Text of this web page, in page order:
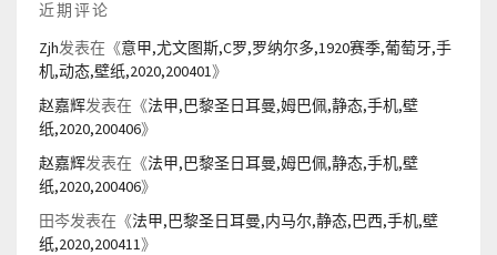
近期评论
Zjh发表在《意甲,尤文图斯,C罗,罗纳尔多,1920赛季,葡萄牙,手
机,动态,壁纸,2020,200401》
赵嘉辉发表在《法甲,巴黎圣日耳曼,姆巴佩,静态,手机,壁
纸,2020,200406》
赵嘉辉发表在《法甲,巴黎圣日耳曼,姆巴佩,静态,手机,壁
纸,2020,200406》
田岑发表在《法甲,巴黎圣日耳曼,内马尔,静态,巴西,手机,壁
纸,2020,200411》